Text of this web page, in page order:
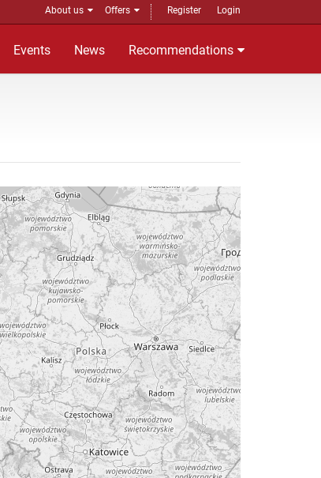
About us Offers Register Login
Events News Recommendations